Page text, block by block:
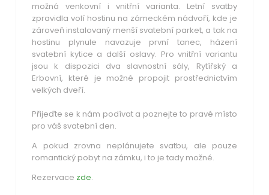
možná venkovní i vnitřní varianta. Letní svatby
zpravidla volí hostinu na zámeckém nádvoří, kde je
zároveň instalovaný menší svatební parket, a tak na
hostinu plynule navazuje první tanec, házení
svatební kytice a další oslavy. Pro vnitřní variantu
jsou k dispozici dva slavnostní sály, Rytířský a
Erbovní, které je možné propojit prostřednictvím
velkých dveří.
Přijeďte se k nám podívat a poznejte to pravé místo
pro váš svatební den.
A pokud zrovna neplánujete svatbu, ale pouze
romantický pobyt na zámku, i to je tady možné.
Rezervace zde.